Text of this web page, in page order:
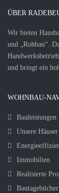
ÜBER
Wir bieten
und „Rohbau“.
und bringt ein
WOHNBAU-
Bauleistungen
Unsere Häuser
Immobilien
Realisierte
Bautagebücher